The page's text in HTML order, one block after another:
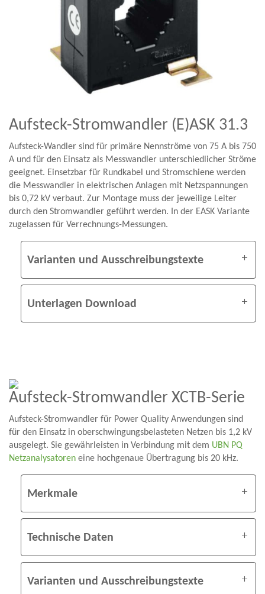
Aufsteck-Stromwandler (E)ASK 31.3
Aufsteck-Wandler sind für primäre Nennströme von 75 A bis 750
A und für den Einsatz als Messwandler unterschiedlicher Ströme
geeignet. Einsetzbar für Rundkabel und Stromschiene werden
die Messwandler in elektrischen Anlagen mit Netzspannungen
bis 0,72 kV verbaut. Zur Montage muss der jeweilige Leiter
durch den Stromwandler geführt werden. In der EASK Variante
zugelassen für Verrechnungs-Messungen.
Varianten und Ausschreibungstexte
Unterlagen Download
Aufsteck-Stromwandler XCTB-Serie
Aufsteck-Stromwandler für Power Quality Anwendungen sind
für den Einsatz in oberschwingungsbelasteten Netzen bis 1,2 kV
ausgelegt. Sie gewährleisten in Verbindung mit dem UBN PQ
Netzanalysatoren eine hochgenaue Übertragung bis 20 kHz.
Merkmale
Technische Daten
Varianten und Ausschreibungstexte